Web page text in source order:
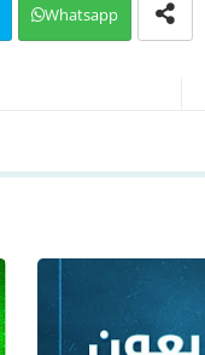
Whatsapp